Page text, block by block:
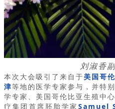
刘淑香
本次大会吸引了来自于美国哥
津等地的医学专家参与，并特
学专家、美国哥伦比亚生殖中
疗集团首席胚胎学家 Samuel